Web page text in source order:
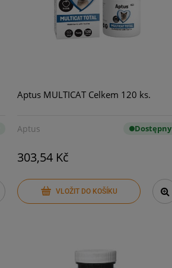
Aptus MULTICAT Celkem 120 ks.
Aptus Dostępny
303,54 Kč
VLOŽIT DO KOŠÍKU